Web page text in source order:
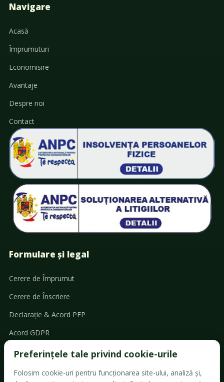
Navigare
Acasă
Împrumuturi
Economisire
Avantaje
Despre noi
Contact
Formulare și legal
Cerere de Împrumut
Cerere de Înscriere
Declarație & Acord PEP
Acord GDPR
Cerere retragere
Cerere ajutor social
Preferințele tale privind cookie-urile
Folosim cookie-uri pentru funcționarea site-ului, analiză și,